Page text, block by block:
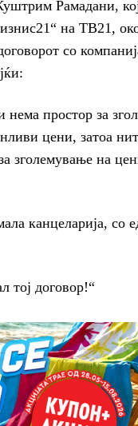
Рамадани, кој
на ТВ21,
со
нема простор за
цени, затоа
зголемување на
канцеларија, со
тој договор!“